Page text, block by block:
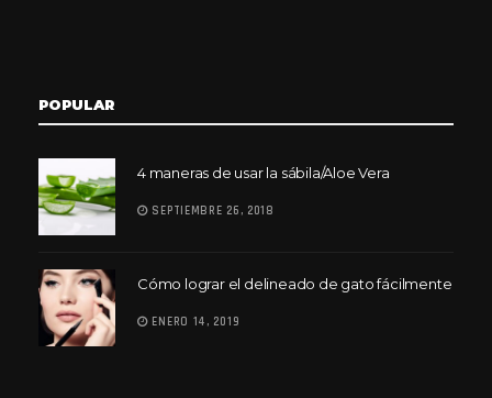
POPULAR
4 maneras de usar la sábila/Aloe Vera
SEPTIEMBRE 26, 2018
Cómo lograr el delineado de gato fácilmente
ENERO 14, 2019